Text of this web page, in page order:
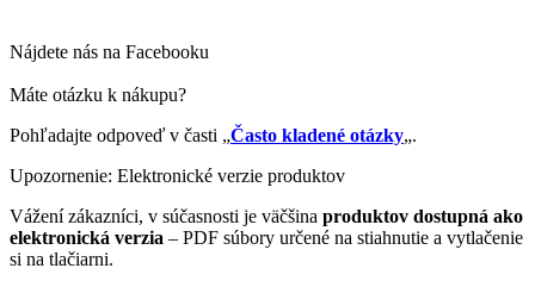
Nájdete nás na Facebooku
Máte otázku k nákupu?
Pohľadajte odpoveď v časti „Často kladené otázky„.
Upozornenie: Elektronické verzie produktov
Vážení zákazníci, v súčasnosti je väčšina produktov dostupná ako
elektronická verzia – PDF súbory určené na stiahnutie a vytlačenie
si na tlačiarni.